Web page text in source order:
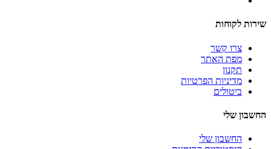
שירות לקוחות
צרו קשר
מפת האתר
תקנון
מדיניות הפרטיות
ביטולים
החשבון שלי
החשבון שלי